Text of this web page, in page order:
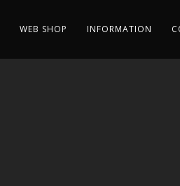
WEB SHOP INFORMATION